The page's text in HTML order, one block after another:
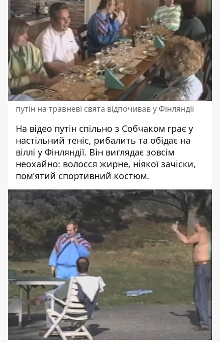
путін на травневі свята відпочивав у Фінляндії
На відео путін спільно з Собчаком грає у
настільний теніс, рибалить та обідає на
віллі у Фінляндії. Він виглядає зовсім
неохайно: волосся жирне, ніякої зачіски,
пом'ятий спортивний костюм.